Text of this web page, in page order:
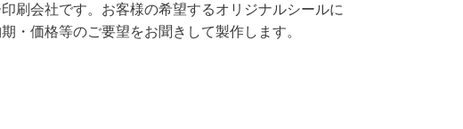
刷会社です。お客様の希望するオリジナルシールに
・価格等のご要望をお聞きして製作します。